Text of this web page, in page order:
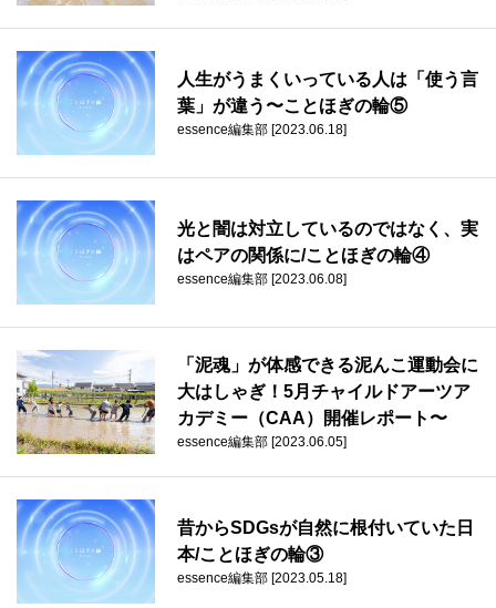
人生がうまくいっている人は「使う言
葉」が違う〜ことほぎの輪⑤
essence編集部 [2023.06.18]
光と闇は対立しているのではなく、実
はペアの関係に/ことほぎの輪④
essence編集部 [2023.06.08]
「泥魂」が体感できる泥んこ運動会に
大はしゃぎ！5月チャイルドアーツア
カデミー（CAA）開催レポート〜
essence編集部 [2023.06.05]
昔からSDGsが自然に根付いていた日
本/ことほぎの輪③
essence編集部 [2023.05.18]